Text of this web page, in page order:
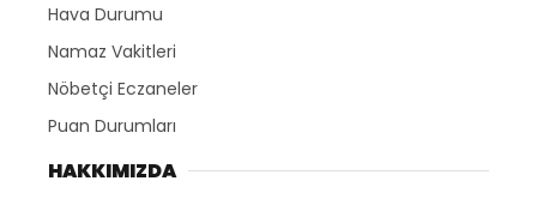
Hava Durumu
Namaz Vakitleri
Nöbetçi Eczaneler
Puan Durumları
HAKKIMIZDA